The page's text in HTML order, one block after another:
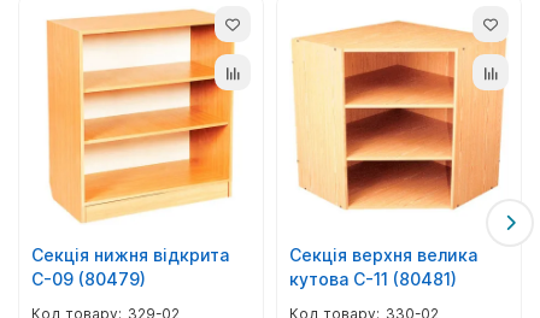
Секція нижня відкрита
С-09 (80479)
329-02
Секція верхня велика
кутова С-11 (80481)
330-02